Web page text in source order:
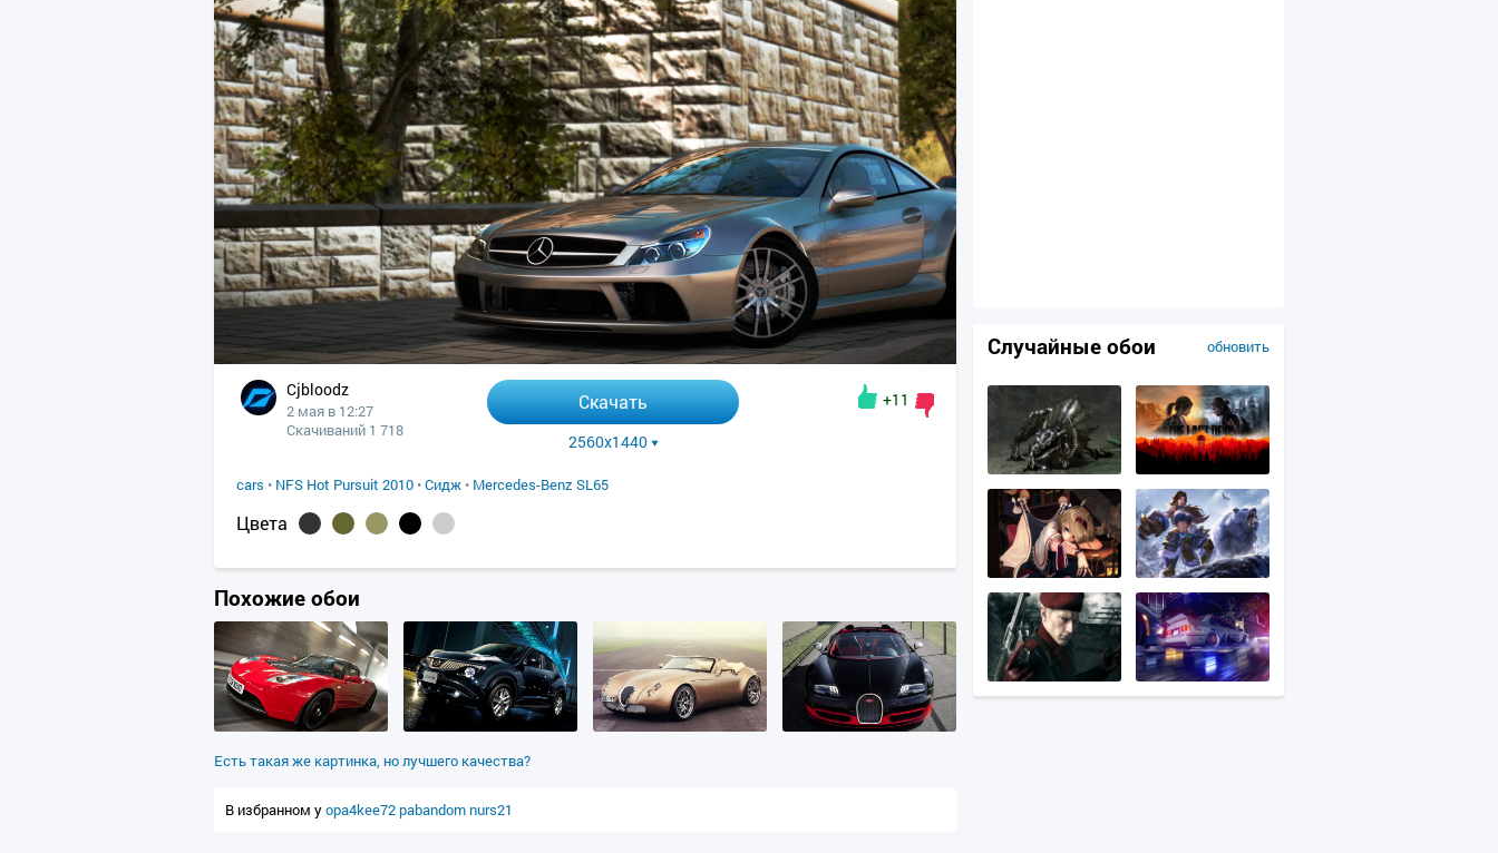
Cjbloodz
2 мая в 12:27
Скачиваний 1 718
Скачать
2560x1440
+11
cars • NFS Hot Pursuit 2010 •Сидж • Mercedes-Benz SL65
Цвета
Похожие обои
Есть такая же картинка, но лучшего качества?
В избранном уopa4kee72 pabandom nurs21
обновить
Случайные обои